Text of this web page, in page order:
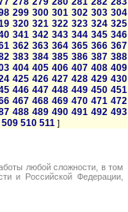
299 300 301 302 303 304
320 321 322 323 324 325
341 342 343 344 345 346
362 363 364 365 366 367
383 384 385 386 387 388
404 405 406 407 408 409
425 426 427 428 429 430
446 447 448 449 450 451
467 468 469 470 471 472
488 489 490 491 492 493
509 510 511 ]
любой сложности, в том
и Российской Федерации,